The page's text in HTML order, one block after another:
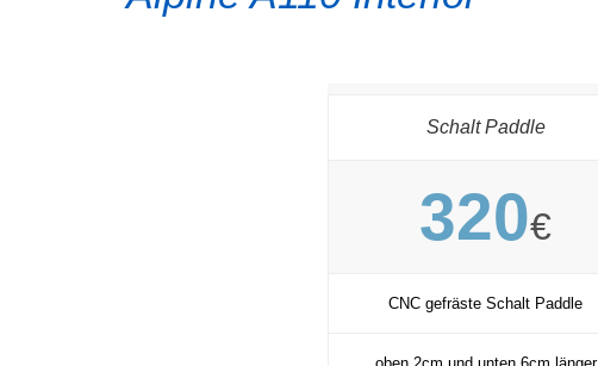
Schalt Paddle
320€
CNC gefräste Schalt Paddle